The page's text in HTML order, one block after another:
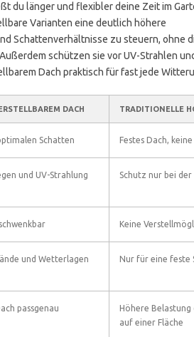
du länger und flexibler deine Zeit im
Varianten eine deutlich höhere
Schattenverhältnisse zu steuern, ohne
schützen sie vor UV-Strahlen
Dach praktisch für fast jede
DACH TRADITIONELLE
Schatten Festes Dach,
und UV-Strahlung Schutz nur bei der
Keine
und Wetterlagen
Nur für eine feste
passgenau
Höhere Belastung
auf einer Fläche